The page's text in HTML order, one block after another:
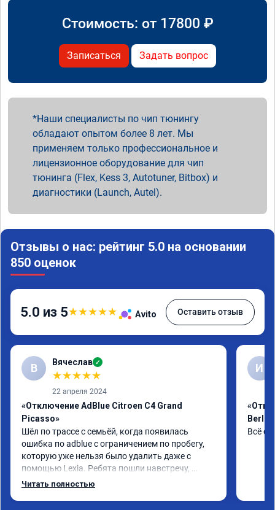
Стоимость: от 17800 ₽
Записаться Задать вопрос
Наши специалисты по чип тюнингу
обладают опытом более 8 лет. Мы
применяем только профессиональное и
лицензионное оборудование для чип
тюнинга (Flex, Kess 3, Autotuner, Bitbox) и
диагностики (Launch, Autel).
Отзывы о нас: рейтинг 5.0 на основании
850 оценок
5.0 из 5★★★★★ Avito Оставить отзыв
В Вячеслав ✓
★★★★★
22 апреля 2024
«Отключение AdBlue Citroen C4 Grand
Picasso»
Шёл по трассе с семьёй, когда появилась
ошибка по adblue с ограничением по пробегу,
которую уже нельзя было удалить даже с
помощью Lexia. Ребята пошли навстречу,
оперативно приняли и за час отшили как
Читать полностью
И
Всё